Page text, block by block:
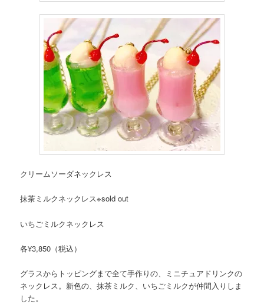
クリームソーダネックレス
抹茶ミルクネックレス※sold out
いちごミルクネックレス
各¥3,850（税込）
グラスからトッピングまで全て手作りの、ミニチュアドリンクの
ネックレス。新色の、抹茶ミルク、いちごミルクが仲間入りしま
した。